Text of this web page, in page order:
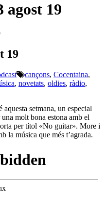
agost 19
19
cançons, Cocentaina,
, novetats, oldies, ràdio,
setmana, un especial
molt bona estona amb el
per títol «No guitar». More i
la música que més t’agrada.